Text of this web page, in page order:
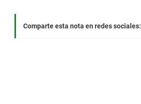
Comparte esta nota en redes sociales: